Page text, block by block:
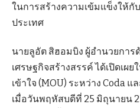
ในการสร้างความเข้มแข็งให้กั
ประเทศ
นายลูอัต สิฮอมบิง ผู้อำนวยการ
เศรษฐกิจสร้างสรรค์ ได้เปิดเผ
เข้าใจ (MOU) ระหว่าง Coda
เมื่อวันพฤหัสบดีที่ 25 มิถุนายน